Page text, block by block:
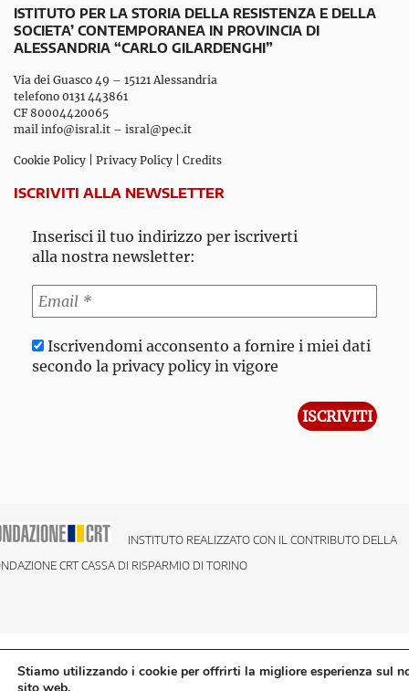
ISTITUTO PER LA STORIA DELLA RESISTENZA E DELLA
SOCIETA’ CONTEMPORANEA IN PROVINCIA DI
ALESSANDRIA “CARLO GILARDENGHI”
Via dei Guasco 49 – 15121 Alessandria
telefono 0131 443861
CF 80004420065
mail info@isral.it – isral@pec.it
Cookie Policy Privacy Policy Credits
ISCRIVITI ALLA NEWSLETTER
Inserisci il tuo indirizzo per iscriverti
alla nostra newsletter:
Iscrivendomi acconsento a fornire i miei dati
secondo la privacy policy in vigore
INSTITUTO REALIZZATO CON IL CONTRIBUTO DELLA
CRT CASSA DI RISPARMIO DI TORINO
Stiamo utilizzando i cookie per offrirti la migliore esperienza sul